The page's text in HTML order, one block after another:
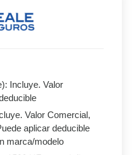
Incluye. Valor
Valor Comercial,
aplicar deducible
marca/modelo